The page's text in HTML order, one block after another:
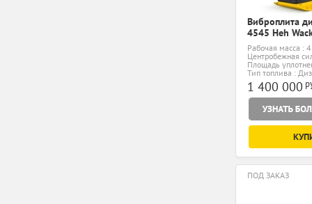
Виброплита
4545 Heh
Рабочая масса :
Центробежная
Площадь
Тип топлива :
1 400 000
ПОД ЗАКАЗ